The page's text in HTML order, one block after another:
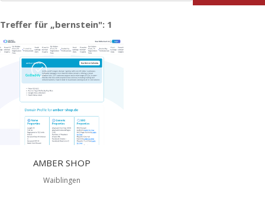
Treffer für „bernstein": 1
AMBER SHOP
Waiblingen